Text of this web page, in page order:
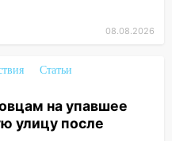
ломать город:
обманули
ульяновцам на
08.08.2026
Статьи
на упавшее
улицу после